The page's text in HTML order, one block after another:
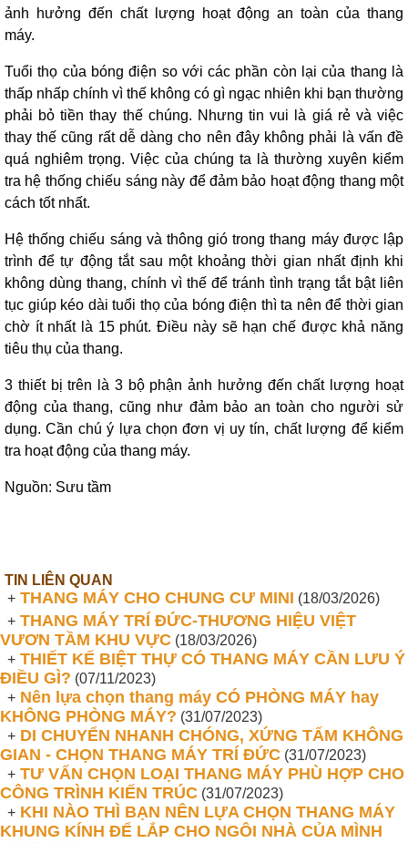
ảnh hưởng đến chất lượng hoạt động an toàn của thang
máy.
Tuổi thọ của bóng điện so với các phần còn lại của thang là
thấp nhấp chính vì thế không có gì ngạc nhiên khi bạn thường
phải bỏ tiền thay thế chúng. Nhưng tin vui là giá rẻ và việc
thay thế cũng rất dễ dàng cho nên đây không phải là vấn đề
quá nghiêm trọng. Việc của chúng ta là thường xuyên kiểm
tra hệ thống chiếu sáng này để đảm bảo hoạt động thang một
cách tốt nhất.
Hệ thống chiếu sáng và thông gió trong thang máy được lập
trình để tự động tắt sau một khoảng thời gian nhất định khi
không dùng thang, chính vì thế để tránh tình trạng tắt bật liên
tục giúp kéo dài tuổi thọ của bóng điện thì ta nên để thời gian
chờ ít nhất là 15 phút. Điều này sẽ hạn chế được khả năng
tiêu thụ của thang.
3 thiết bị trên là 3 bộ phận ảnh hưởng đến chất lượng hoạt
động của thang, cũng như đảm bảo an toàn cho người sử
dụng. Cần chú ý lựa chọn đơn vị uy tín, chất lượng để kiểm
tra hoạt động của thang máy.
Nguồn: Sưu tầm
TIN LIÊN QUAN
+ THANG MÁY CHO CHUNG CƯ MINI (18/03/2026)
+ THANG MÁY TRÍ ĐỨC-THƯƠNG HIỆU VIỆT
VƯƠN TẦM KHU VỰC (18/03/2026)
+ THIẾT KẾ BIỆT THỰ CÓ THANG MÁY CẦN LƯU Ý
ĐIỀU GÌ? (07/11/2023)
+ Nên lựa chọn thang máy CÓ PHÒNG MÁY hay
KHÔNG PHÒNG MÁY? (31/07/2023)
+ DI CHUYỂN NHANH CHÓNG, XỨNG TẤM KHÔNG
GIAN - CHỌN THANG MÁY TRÍ ĐỨC (31/07/2023)
+ TƯ VẤN CHỌN LOẠI THANG MÁY PHÙ HỢP CHO
CÔNG TRÌNH KIẾN TRÚC (31/07/2023)
+ KHI NÀO THÌ BẠN NÊN LỰA CHỌN THANG MÁY
KHUNG KÍNH ĐỂ LẮP CHO NGÔI NHÀ CỦA MÌNH